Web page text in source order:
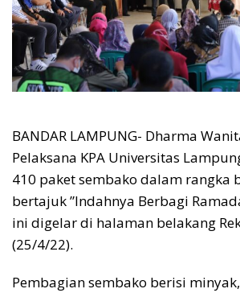
BANDAR LAMPUNG- Dharma
Pelaksana KPA Universitas
410 paket sembako dalam rangka
bertajuk ”Indahnya Berbagi
ini digelar di halaman belakang
(25/4/22).
Pembagian sembako berisi